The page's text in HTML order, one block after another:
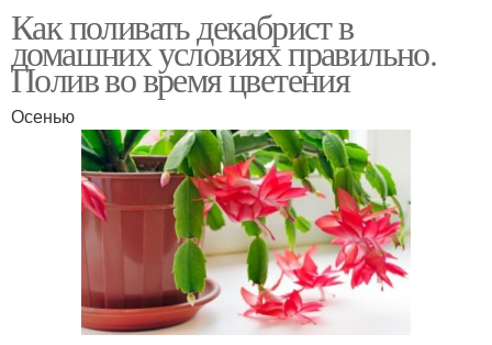
Как поливать декабрист в
домашних условиях правильно.
Полив во время цветения
Осенью